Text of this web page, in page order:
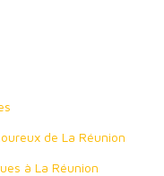
de La Réunion
à La Réunion